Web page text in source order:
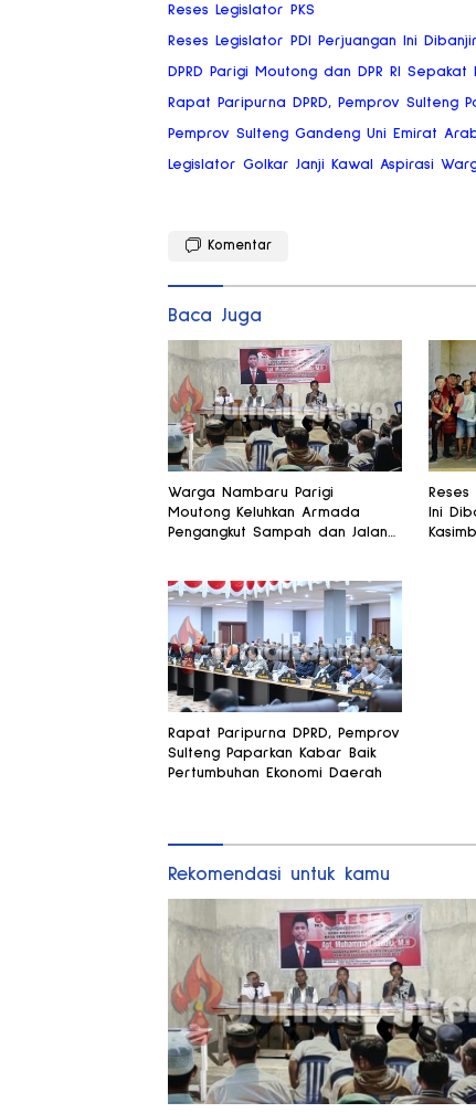
Reses Legislator PKS
Reses Legislator PDI Perjuangan Ini
DPRD Parigi Moutong dan DPR RI
Rapat Paripurna DPRD, Pemprov Sulteng
Pemprov Sulteng Gandeng Uni Emirat
Legislator Golkar Janji Kawal Aspirasi
Komentar
Baca Juga
Warga Nambaru Parigi
Moutong Keluhkan Armada
Pengangkut Sampah dan Jalan
Ini
Rapat Paripurna DPRD, Pemprov
Sulteng Paparkan Kabar Baik
Pertumbuhan Ekonomi Daerah
Rekomendasi untuk kamu